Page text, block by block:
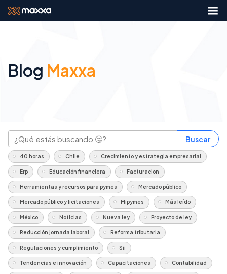
Blog Maxxa
Buscar
40 horas Chile Crecimiento y estrategia empresarial
Erp Educación financiera Facturacion
Herramientas y recursos para pymes Mercado público
Mercado público y licitaciones Mipymes Más leído
México Noticias Nueva ley Proyecto de ley
Reducción jornada laboral Reforma tributaria
Regulaciones y cumplimiento Sii
Tendencias e innovación Capacitaciones Contabilidad